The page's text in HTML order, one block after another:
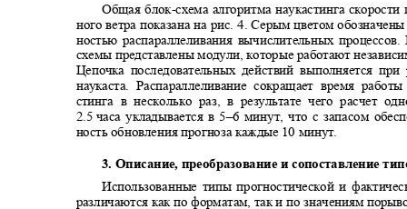
Общая блок-схема алгоритма наукастинга
ного ветра показана на рис. 4. Серым цветом
ностью распараллеливания вычислительных
схемы представлены модули, которые работают
Цепочка последовательных действий выполняется
наукаста. Распараллеливание сокращает время
стинга в несколько раз, в результате чего расчет
2.5 часа укладывается в 5‒6 минут, что с запасом
ность обновления прогноза каждые 10 минут.
3. Описание, преобразование и сопоставление
Использованные типы прогностической и
различаются как по форматам, так и по значениям